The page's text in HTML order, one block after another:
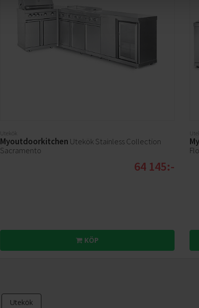
Utekök
Myoutdoorkitchen Utekök Stainless Collection
Sacramento
64 145:-
KÖP
Utekök